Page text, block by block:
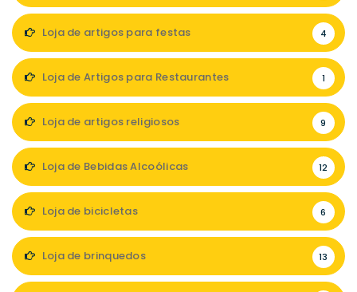
Loja de artigos para festas 4
Loja de Artigos para Restaurantes 1
Loja de artigos religiosos 9
Loja de Bebidas Alcoólicas 12
Loja de bicicletas 6
Loja de brinquedos 13